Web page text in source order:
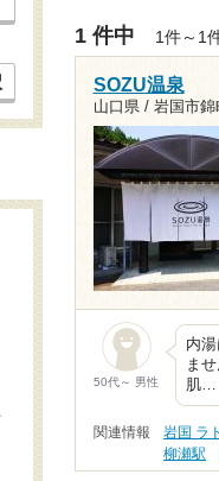
1 件中 1件～1
SOZU温泉
山口県 / 岩国市錦
50代～ 男性
内
ま
肌…
関連情報 岩国 ラ
柳瀬駅